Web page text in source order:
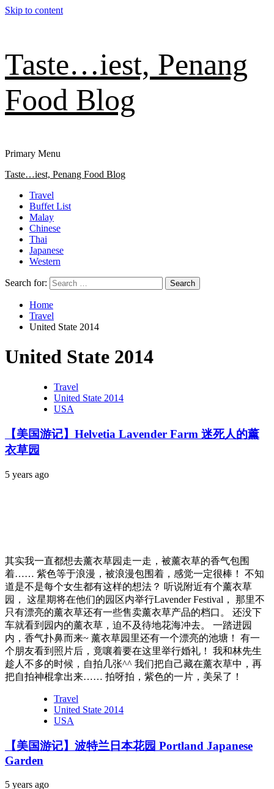
Skip to content
Taste…iest, Penang
Food Blog
Primary Menu
Taste…iest, Penang Food Blog
Travel
Buffet List
Malay
Chinese
Thai
Japanese
Western
Search for:
Home
Travel
United State 2014
United State 2014
Travel
United State 2014
USA
【美国游记】Helvetia Lavender Farm 迷死人的薰
衣草园
5 years ago
其实我一直都想去薰衣草园走一走，被薰衣草的香气包围
着…… 紫色等于浪漫，被浪漫包围着，感觉一定很棒！ 不知
道是不是每个女生都有这样的想法？ 听说附近有个薰衣草
园， 这星期将在他们的园区内举行Lavender Festival， 那里不
只有漂亮的薰衣草还有一些售卖薰衣草产品的档口。 还没下
车就看到园内的薰衣草，迫不及待地花海冲去。 一踏进园
内，香气扑鼻而来~ 薰衣草园里还有一个漂亮的池塘！ 有一
个朋友看到照片后，竟嚷着要在这里举行婚礼！ 我和林先生
趁人不多的时候，自拍几张^^ 我们把自己藏在薰衣草中，再
把自拍神棍拿出来…… 拍呀拍，紫色的一片，美呆了！
Travel
United State 2014
USA
【美国游记】波特兰日本花园 Portland Japanese
Garden
5 years ago